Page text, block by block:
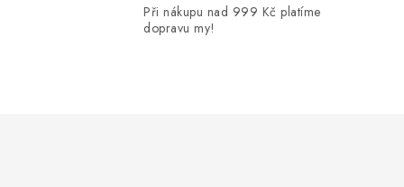
Při nákupu nad 999 Kč platíme
dopravu my!